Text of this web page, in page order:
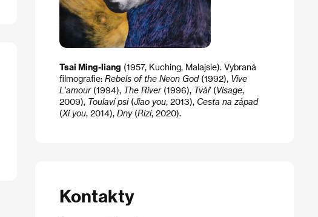
Tsai Ming-liang (1957, Kuching, Malajsie). Vybraná
filmografie: Rebels of the Neon God(1992), Vive
L'amour(1994), The River(1996), Tvář(Visage,
2009), Toulaví psi(Jiao you, 2013), Cesta na západ
(Xi you, 2014), Dny(Rizi, 2020).
Kontakty